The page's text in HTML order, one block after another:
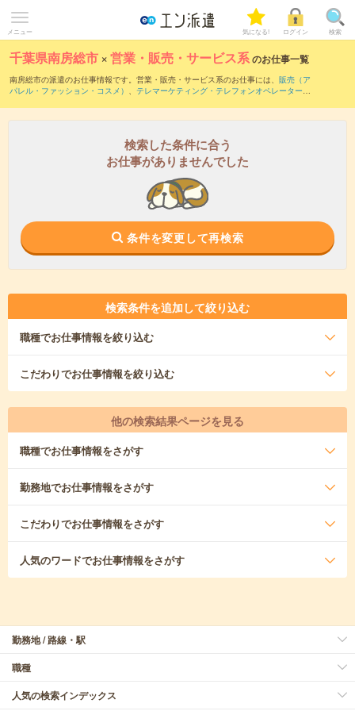
メニュー 気になる! ログイン 検索
千葉県南房総市 ×営業・販売・サービス系のお仕事一覧
南房総市の派遣のお仕事情報です。営業・販売・サービス系のお仕事には、 販売（ア
パレル・ファッション・コスメ） 、 テレマーケティング・テレフォンオペレーター・
す。
検索した条件に合う
お仕事がありませんでした
条件を変更して再検索
検索条件を追加して絞り込む
職種でお仕事情報を絞り込む
こだわりでお仕事情報を絞り込む
他の検索結果ページを見る
職種でお仕事情報をさがす
勤務地でお仕事情報をさがす
こだわりでお仕事情報をさがす
人気のワードでお仕事情報をさがす
勤務地 / 路線・駅
職種
人気の検索インデックス